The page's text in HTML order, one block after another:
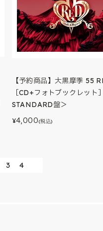
【予約商品】大黒摩季 55
［CD+フォトブックレット
STANDARD盤＞
¥4,000(税込)
3 4